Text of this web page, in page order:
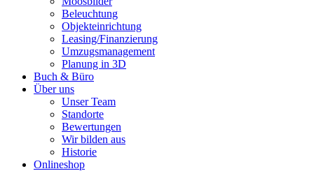
Beleuchtung
Objekteinrichtung
Leasing/Finanzierung
Umzugsmanagement
Planung in 3D
Buch & Büro
Über uns
Unser Team
Standorte
Bewertungen
Wir bilden aus
Historie
Onlineshop